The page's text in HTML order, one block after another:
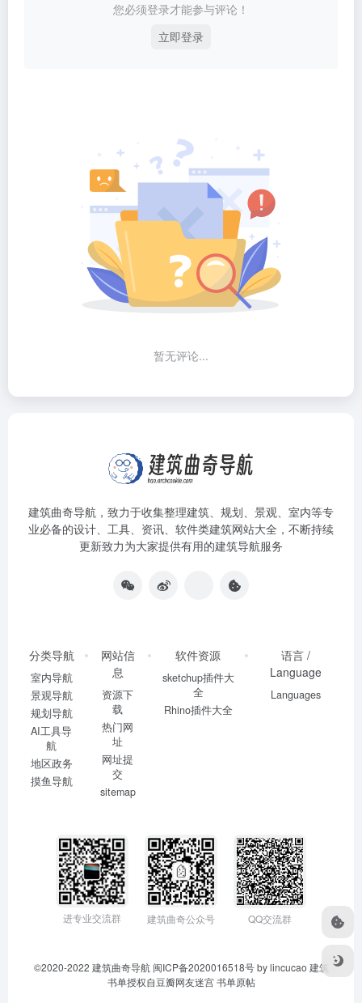
您必须登录才能参与评论！
立即登录
暂无评论...
建筑曲奇导航 ，致力于收集整理建筑、规划、景观、室内等专
业必备的设计、工具、资讯、软件类建筑网站大全，不断持续
更新致力为大家提供有用的建筑导航服务
分类导航
室内导航
景观导航
规划导航
AI工具导
航
地区政务
摸鱼导航
网站信
息
资源下
载
热门网
址
网址提
交
sitemap
软件资源
sketchup插件大
全
Rhino插件大全
语言 /
Language
Languages
进专业交流群 建筑曲奇公众号 QQ交流群
©2020-2022 建筑曲奇导航 闽ICP备2020016518号by lincucao 建筑
书单授权自豆瓣网友迷宫书单原帖